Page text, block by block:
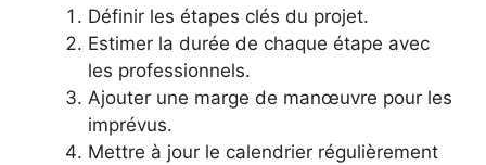
Définir les étapes clés du projet.
Estimer la durée de chaque étape avec
les professionnels.
Ajouter une marge de manœuvre pour les
imprévus.
Mettre à jour le calendrier régulièrement